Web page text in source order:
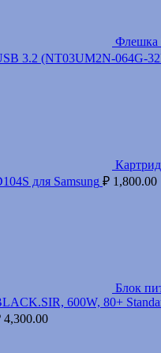
Флешка
3.2 (NT03UM2N-064G-
для Samsung ₽ 1,800.00
Блок
600W, 80+
4,300.00